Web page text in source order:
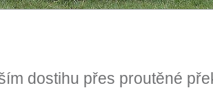
dostihu přes proutěné